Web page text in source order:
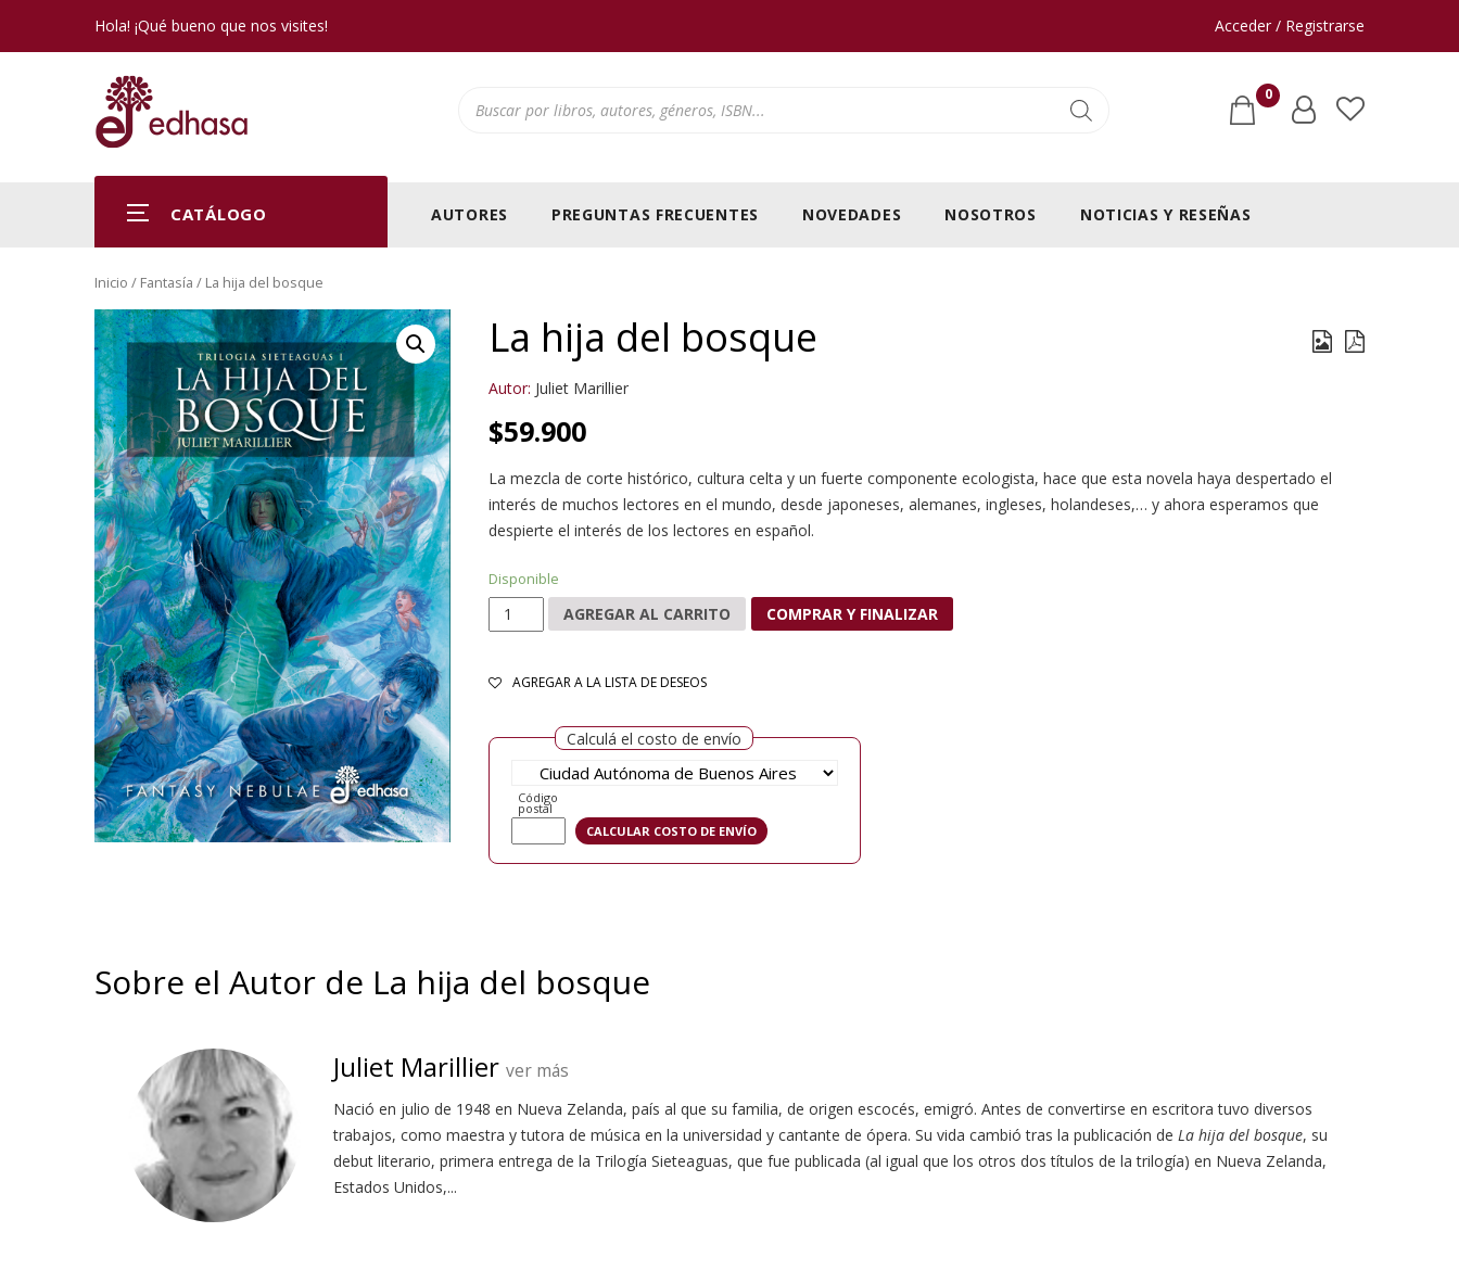
Hola! ¡Qué bueno que nos visites! Acceder / Registrarse
0
CATÁLOGO AUTORES PREGUNTAS FRECUENTES NOVEDADES NOSOTROS NOTICIAS Y RESEÑAS
Inicio / Fantasía / La hija del bosque
La hija del bosque
Autor: Juliet Marillier
$59.900
La mezcla de corte histórico, cultura celta y un fuerte componente ecologista, hace que esta novela haya despertado el
interés de muchos lectores en el mundo, desde japoneses, alemanes, ingleses, holandeses,… y ahora esperamos que
despierte el interés de los lectores en español.
Disponible
La hija del bosque cantidad
AGREGAR AL CARRITO COMPRAR Y FINALIZAR
AGREGAR A LA LISTA DE DESEOS
Calculá el costo de envío
Código
postal
Sobre el Autor de La hija del bosque
Juliet Marillier ver más
Nació en julio de 1948 en Nueva Zelanda, país al que su familia, de origen escocés, emigró. Antes de convertirse en escritora tuvo diversos
trabajos, como maestra y tutora de música en la universidad y cantante de ópera. Su vida cambió tras la publicación de La hija del bosque, su
debut literario, primera entrega de la Trilogía Sieteaguas, que fue publicada (al igual que los otros dos títulos de la trilogía) en Nueva Zelanda,
Estados Unidos,...